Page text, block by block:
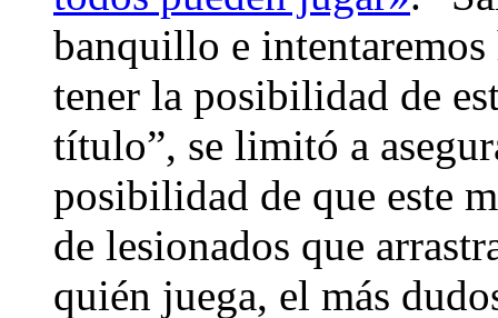
banquillo e
tener la posibilidad de
título”, se limitó a
posibilidad de que este
de lesionados que
quién juega, el más